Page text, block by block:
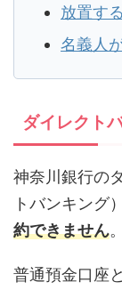
放置す
名義人
ダイレクト
神奈川銀行の
トバンキング
約できません。
普通預金口座